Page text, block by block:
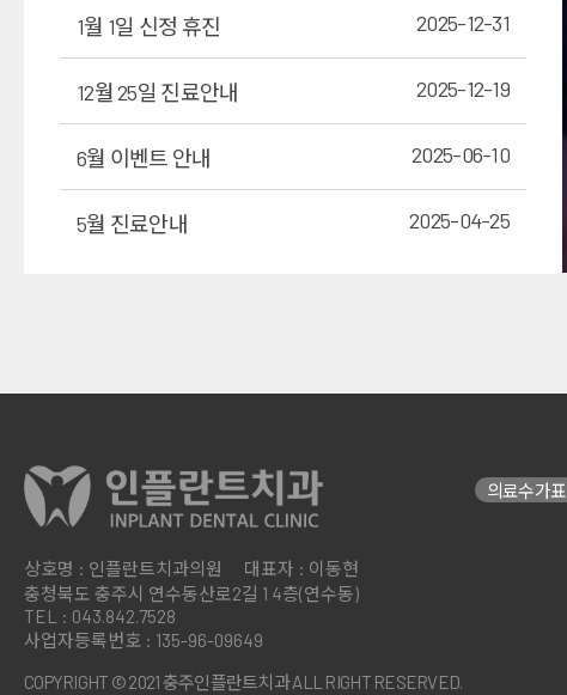
1월 1일 신정 휴진 2025-12-31
12월 25일 진료안내 2025-12-19
6월 이벤트 안내 2025-06-10
5월 진료안내 2025-04-25
상호명 : 인플란트치과의원
대표자 : 이동현
충청북도 충주시 연수동산로2길 1 4층(연수동)
TEL : 043.842.7528
사업자등록번호 : 135-96-09649
COPYRIGHT © 2021 충주인플란트치과 ALL RIGHT RESERVED.
의료수가표